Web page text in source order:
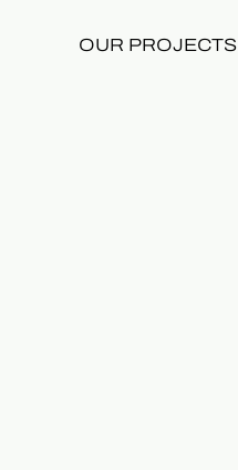
OUR PROJECTS